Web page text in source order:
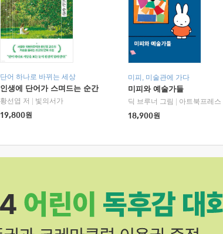
단어 하나로 바뀌는 세상
인생에 단어가 스며드는 순간
황선엽 저
빛의서가
19,800원
미피, 미술관에 가다
미피와 예술가들
딕 브루너 그림
아트북프레스
18,900원